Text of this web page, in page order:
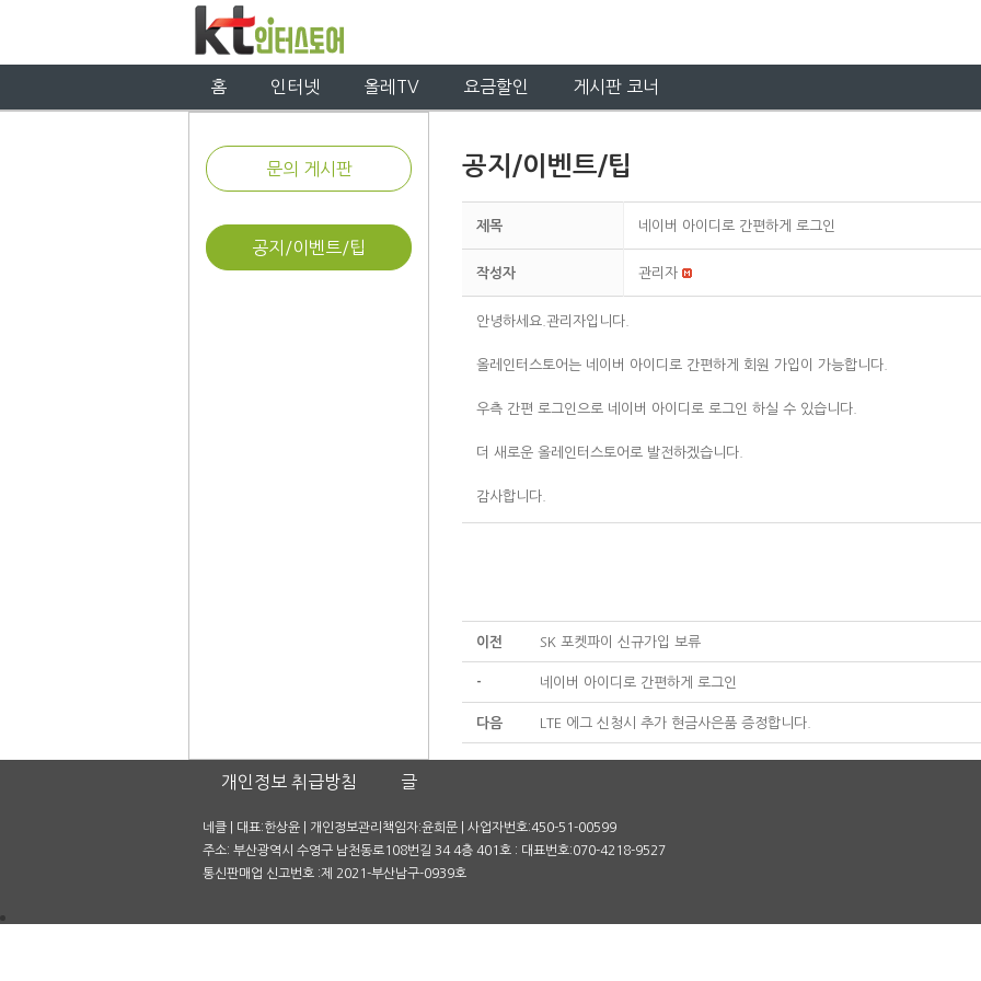
홈 인터넷 올레TV 요금할인 게시판 코너
문의 게시판
공지/이벤트/팁
공지/이벤트/팁
제목 네이버 아이디로 간편하게 로그인
작성자 관리자
안녕하세요.관리자입니다.
올레인터스토어는 네이버 아이디로 간편하게 회원 가입이 가능합니다.
우측 간편 로그인으로 네이버 아이디로 로그인 하실 수 있습니다.
더 새로운 올레인터스토어로 발전하겠습니다.
감사합니다.
이전 SK 포켓파이 신규가입 보류
- 네이버 아이디로 간편하게 로그인
다음 LTE 에그 신청시 추가 현금사은품 증정합니다.
개인정보 취급방침 글
네클 | 대표:한상윤 | 개인정보관리책임자:윤희문 | 사업자번호:450-51-00599
주소: 부산광역시 수영구 남천동로108번길 34 4층 401호 : 대표번호:070-4218-9527
통신판매업 신고번호 :제 2021-부산남구-0939호